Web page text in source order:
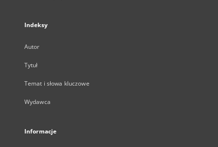
Indeksy
Autor
Tytuł
Temat i słowa kluczowe
Wydawca
Informacje